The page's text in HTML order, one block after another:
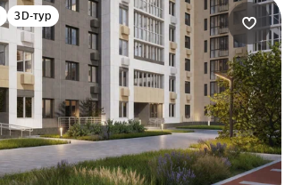
3D-тур